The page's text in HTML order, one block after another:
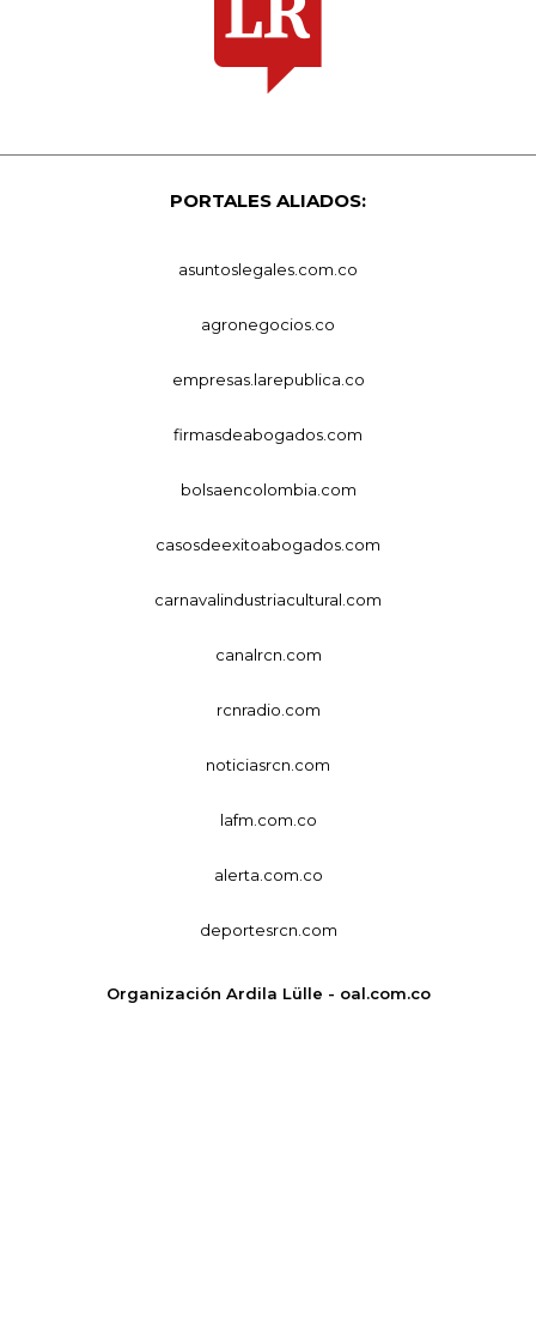
PORTALES ALIADOS:
asuntoslegales.com.co
agronegocios.co
empresas.larepublica.co
firmasdeabogados.com
bolsaencolombia.com
casosdeexitoabogados.com
carnavalindustriacultural.com
canalrcn.com
rcnradio.com
noticiasrcn.com
lafm.com.co
alerta.com.co
deportesrcn.com
Organización Ardila Lülle - oal.com.co